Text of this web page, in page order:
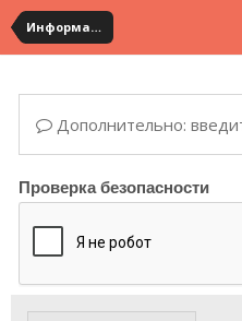
Информация по полученным посылкам
Дополнительно:
Проверка безопасности